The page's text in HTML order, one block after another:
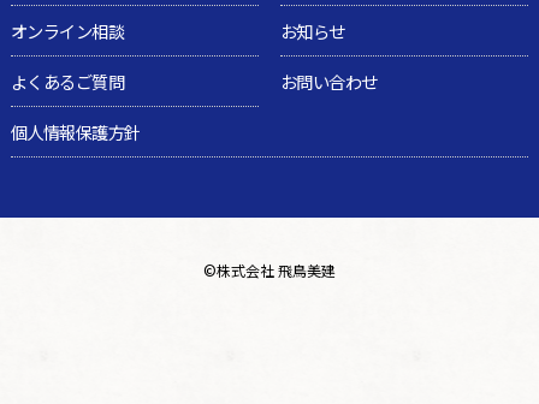
オンライン相談
お知らせ
よくあるご質問
お問い合わせ
個人情報保護方針
©株式会社 飛鳥美建